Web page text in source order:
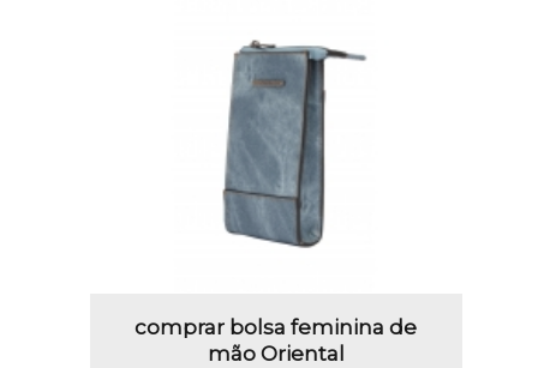
comprar bolsa feminina de
mão Oriental